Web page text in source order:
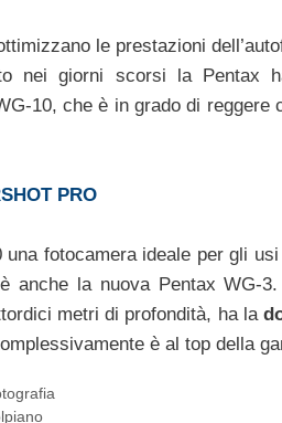
le prestazioni
nei giorni scorsi la Pentax
10, che è in grado di
PRO
fotocamera ideale per gli
anche la nuova Pentax WG-
metri di profondità, ha la
è al top della